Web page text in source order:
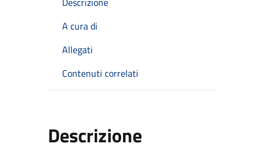
A cura di
Allegati
Contenuti correlati
Descrizione